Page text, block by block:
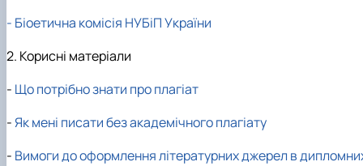
- Біоетична комісія НУБіП України
2. Корисні матеріали
- Що потрібно знати про плагіат
-Як мені писати без академічного плагіату
- Вимоги до оформлення літературних джерел в